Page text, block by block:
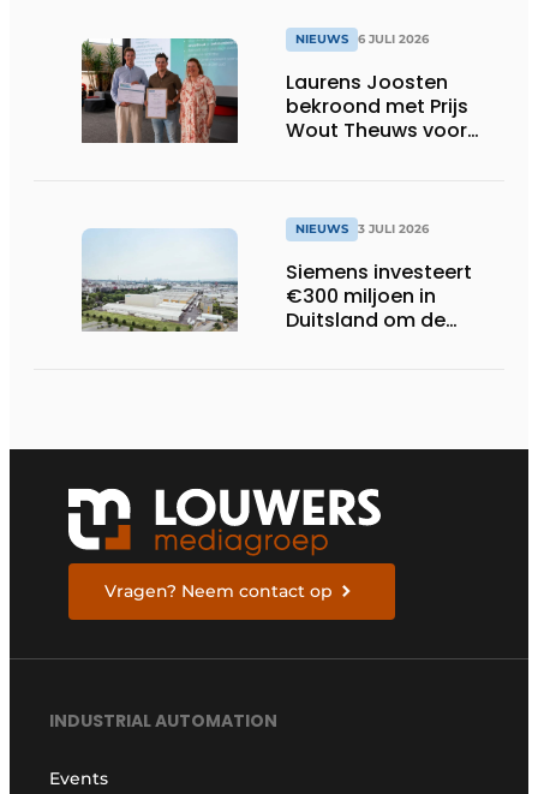
NIEUWS 6 JULI 2026
Laurens Joosten
bekroond met Prijs
Wout Theuws voor
NIEUWS 3 JULI 2026
Siemens investeert
€300 miljoen in
Duitsland om de
Vragen? Neem contact op
INDUSTRIAL AUTOMATION
Events